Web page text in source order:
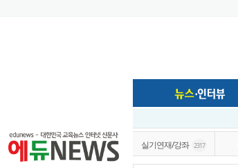
실기연재/강좌 2317